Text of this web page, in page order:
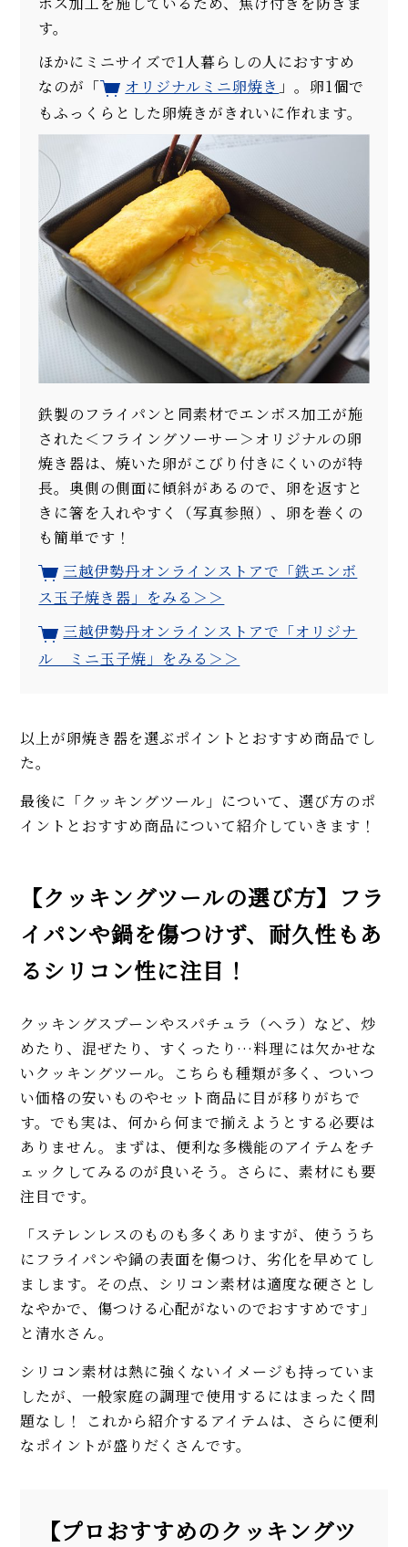
す。
ほかにミニサイズで1人暮らしの人におすすめ
なのが「
オリジナルミニ卵焼き 」。卵1個で
もふっくらとした卵焼きがきれいに作れます。
鉄製のフライパンと同素材でエンボス加工が施
された＜フライングソーサー＞オリジナルの卵
焼き器は、焼いた卵がこびり付きにくいのが特
長。奥側の側面に傾斜があるので、卵を返すと
きに箸を入れやすく（写真参照）、卵を巻くの
も簡単です！
三越伊勢丹オンラインストアで「鉄エンボ
ス玉子焼き器」をみる＞＞
三越伊勢丹オンラインストアで「オリジナ
ル ミニ玉子焼」をみる＞＞
以上が卵焼き器を選ぶポイントとおすすめ商品でし
た。
最後に「クッキングツール」について、選び方のポ
イントとおすすめ商品について紹介していきます！
【クッキングツールの選び方】フラ
イパンや鍋を傷つけず、耐久性もあ
るシリコン性に注目！
クッキングスプーンやスパチュラ（ヘラ）など、炒
めたり、混ぜたり、すくったり…料理には欠かせな
いクッキングツール。こちらも種類が多く、ついつ
い価格の安いものやセット商品に目が移りがちで
す。でも実は、何から何まで揃えようとする必要は
ありません。まずは、便利な多機能のアイテムをチ
ェックしてみるのが良いそう。さらに、素材にも要
注目です。
「ステレンレスのものも多くありますが、使ううち
にフライパンや鍋の表面を傷つけ、劣化を早めてし
まします。その点、シリコン素材は適度な硬さとし
なやかで、傷つける心配がないのでおすすめです」
と清水さん。
シリコン素材は熱に強くないイメージも持っていま
したが、一般家庭の調理で使用するにはまったく問
題なし！ これから紹介するアイテムは、さらに便利
なポイントが盛りだくさんです。
【プロおすすめのクッキングツ